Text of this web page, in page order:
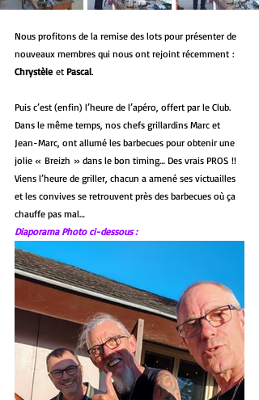
Nous profitons de la remise des lots pour présenter de
nouveaux membres qui nous ont rejoint récemment :
Chrystèle et Pascal.
Puis c’est (enfin) l’heure de l’apéro, offert par le Club.
Dans le même temps, nos chefs grillardins Marc et
Jean-Marc, ont allumé les barbecues pour obtenir une
jolie « Breizh » dans le bon timing… Des vrais PROS !!
Viens l’heure de griller, chacun a amené ses victuailles
et les convives se retrouvent près des barbecues où ça
chauffe pas mal…
Diaporama Photo ci-dessous :